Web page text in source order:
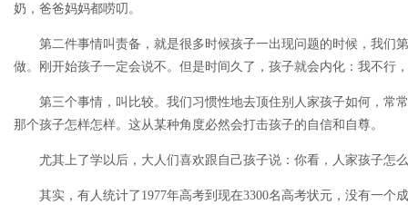
奶，爸爸妈妈都唠叨。
第二件事情叫责备，就是很多时候孩子一出现问题的时候，我们
做。刚开始孩子一定会说不。但是时间久了，孩子就会内化：我不行
第三个事情，叫比较。我们习惯性地去顶住别人家孩子如何，常
那个孩子怎样怎样。这从某种角度必然会打击孩子的自信和自尊。
尤其上了学以后，大人们喜欢跟自己孩子说：你看，人家孩子怎
其实，有人统计了1977年高考到现在3300名高考状元，没有一个